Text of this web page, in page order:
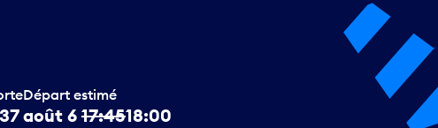
Départ estimé
août 6 17:4518:00